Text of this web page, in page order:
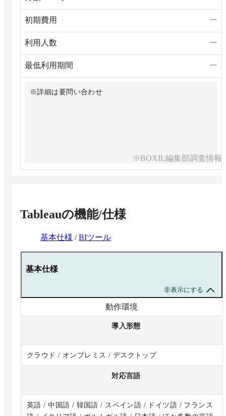
初期費用 ー
利用人数 ー
最低利用期間 ー
※詳細は要問い合わせ
※BOXIL編集部調査情報
Tableauの機能/仕様
基本仕様 /BIツール
基本仕様
非表示にする
動作環境
導入形態
クラウド / オンプレミス / デスクトップ
対応言語
英語 / 中国語 / 韓国語 / スペイン語 / ドイツ語 / フランス